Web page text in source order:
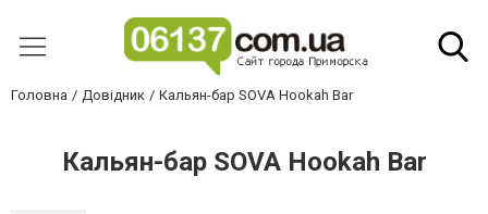
Головна Довідник Кальян-бар SOVA Hookah Bar
Кальян-бар SOVA Hookah Bar